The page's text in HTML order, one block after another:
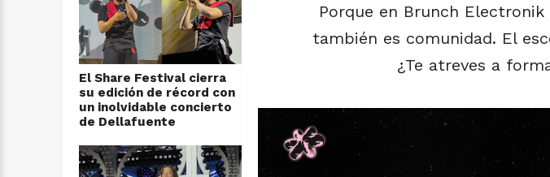
El Share Festival cierra
su edición de récord con
un inolvidable concierto
de Dellafuente
Porque en Brunch
también es comunidad. El
¿Te atreves a